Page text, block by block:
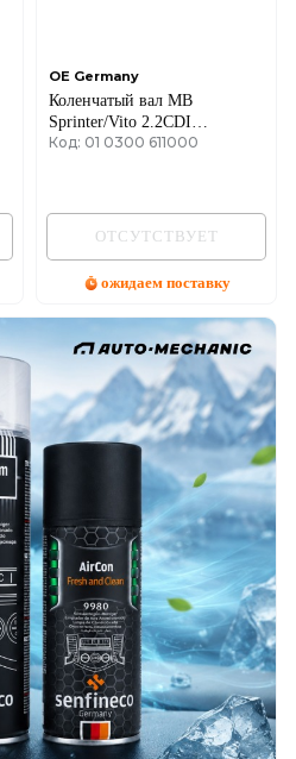
OE Germany
Коленчатый вал MB
Sprinter/Vito 2.2CDI
OM611/646
Код: 01 0300 611000
ОТСУТСТВУЕТ
ожидаем поставку